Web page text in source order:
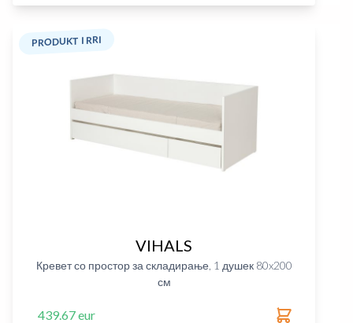
PRODUKT I RRI
VIHALS
Кревет со простор за складирање, 1 душек 80x200
см
439.67 eur